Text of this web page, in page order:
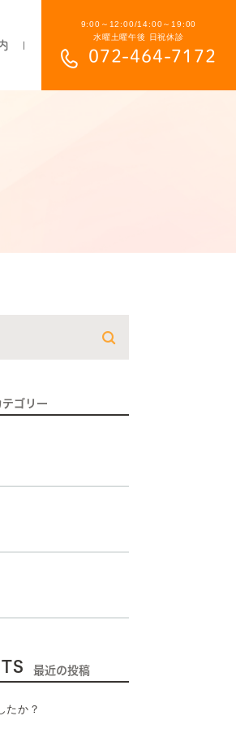
9:00～12:00/14:00～19:00
水曜土曜午後 日祝休診
072-464-7172
テゴリー
最近の投稿
たか？